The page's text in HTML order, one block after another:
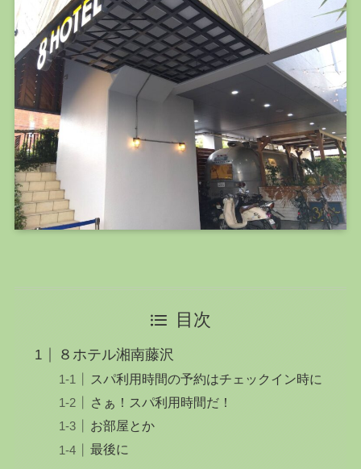
目次
８ホテル湘南藤沢
スパ利用時間の予約はチェックイン時に
さぁ！スパ利用時間だ！
お部屋とか
最後に